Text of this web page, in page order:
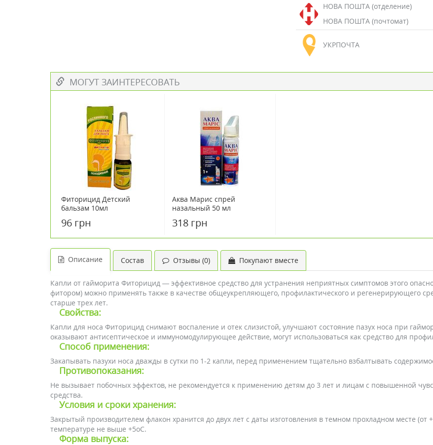
НОВА ПОШТА (отделение)
НОВА ПОШТА (почтомат)
УКРПОЧТА
МОГУТ ЗАИНТЕРЕСОВАТЬ
Фиторицид Детский
бальзам 10мл
96 грн
Аква Марис спрей
назальный 50 мл
318 грн
Описание Состав Отзывы (0) Покупают вместе
Капли от гайморита Фиторицид — эффективное средство для устранения неприятных симптомов этого
фитором) можно применять также в качестве общеукрепляющего, профилактического и регенерирующего
старше трех лет.
Свойства:
Капли для носа Фиторицид снимают воспаление и отек слизистой, улучшают состояние пазух носа при
оказывают антисептическое и иммуномодулирующее действие, могут использоваться как средство для
Способ применения:
Закапывать пазухи носа дважды в сутки по 1-2 капли, перед применением тщательно взбалтывать
Противопоказания:
Не вызывает побочных эффектов, не рекомендуется к применению детям до 3 лет и лицам с повышенной
средства.
Условия и сроки хранения:
Закрытый производителем флакон хранится до двух лет с даты изготовления в темном прохладном месте
температуре не выше +5oС.
Форма выпуска: